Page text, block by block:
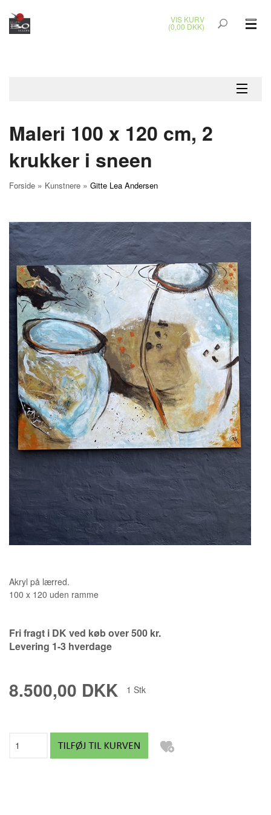
VIS KURV
(0,00 DKK)
UDENDØRS KUNST
GAVEKORT
KUNSTNERE
KUNSTTRYK OG KORT
FIGURER
★ ★ ★ ★ ★
FORSIDE GAVEKORT
ERHVERVSINDRETNING OM
KONTAKT
Maleri 100 x 120 cm, 2
krukker i sneen
Forside » Kunstnere » Gitte Lea Andersen
Akryl på lærred.
100 x 120 uden ramme
Fri fragt i DK ved køb over 500 kr.
Levering 1-3 hverdage
8.500,00 DKK 1 Stk